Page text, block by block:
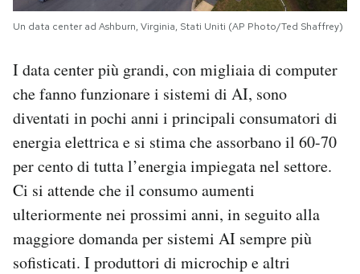
Un data center ad Ashburn, Virginia, Stati Uniti (AP Photo/Ted Shaffrey)
I data center più grandi, con migliaia di computer
che fanno funzionare i sistemi di AI, sono
diventati in pochi anni i principali consumatori di
energia elettrica e si stima che assorbano il 60-70
per cento di tutta l’energia impiegata nel settore.
Ci si attende che il consumo aumenti
ulteriormente nei prossimi anni, in seguito alla
maggiore domanda per sistemi AI sempre più
sofisticati. I produttori di microchip e altri